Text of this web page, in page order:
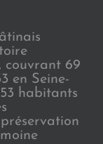
couvrant 69
en Seine-
habitants